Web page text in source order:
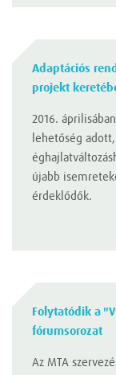
Adaptációs
projekt
2016.
lehetőség
újabb
érdeklődők.
Folytatódik a
fórumsorozat
Az MTA